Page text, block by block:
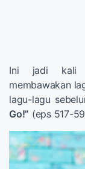
Ini jadi kali
membawakan
lagu-lagu
Go!” (eps 517-